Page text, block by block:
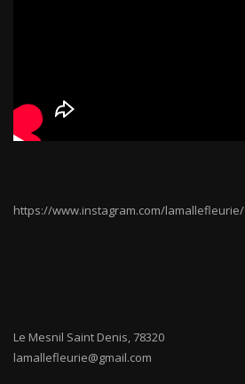
https://www.instagram.com/lamallefleurie/
Le Mesnil Saint Denis,78320
lamallefleurie@gmail.com